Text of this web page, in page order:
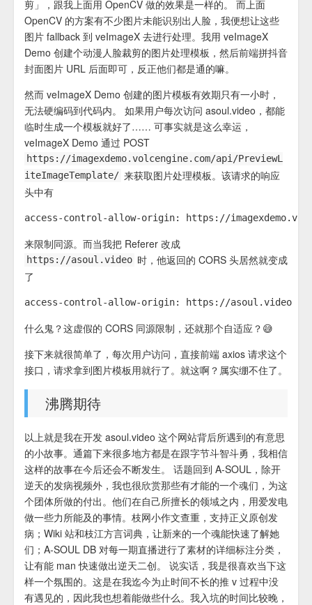
剪」，跟我上面用 OpenCV 做的效果是一样的。 而上面
OpenCV 的方案有不少图片未能识别出人脸，我便想让这些
图片 fallback 到 veImageX 去进行处理。我用 veImageX
Demo 创建个动漫人脸裁剪的图片处理模板，然后前端拼抖音
封面图片 URL 后面即可，反正他们都是通的嘛。
然而 veImageX Demo 创建的图片模板有效期只有一小时，
无法硬编码到代码内。 如果用户每次访问 asoul.video，都能
临时生成一个模板就好了…… 可事实就是这么幸运，
veImageX Demo 通过 POST
https://imagexdemo.volcengine.com/api/PreviewL
iteImageTemplate/ 来获取图片处理模板。该请求的响应
头中有
来限制同源。而当我把 Referer 改成
https://asoul.video 时，他返回的 CORS 头居然就变成
了
什么鬼？这虚假的 CORS 同源限制，还就那个自适应？😅
接下来就很简单了，每次用户访问，直接前端 axios 请求这个
接口，请求拿到图片模板用就行了。就这啊？属实绷不住了。
沸腾期待
以上就是我在开发 asoul.video 这个网站背后所遇到的有意思
的小故事。通篇下来很多地方都是在跟字节斗智斗勇，我相信
这样的故事在今后还会不断发生。 话题回到 A-SOUL，除开
逆天的发病视频外，我也很欣赏那些有才能的一个魂们，为这
个团体所做的付出。他们在自己所擅长的领域之内，用爱发电
做一些力所能及的事情。枝网小作文查重，支持正义原创发
病；Wiki 站和枝江方言词典，让新来的一个魂能快速了解她
们；A-SOUL DB 对每一期直播进行了素材的详细标注分类，
让有能 man 快速做出逆天二创。 说实话，我是很喜欢当下这
样一个氛围的。这是在我迄今为止时间不长的推 v 过程中没
有遇见的，因此我也想着能做些什么。我入坑的时间比较晚，